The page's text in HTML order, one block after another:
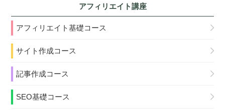
アフィリエイト講座
アフィリエイト基礎コース
サイト作成コース
記事作成コース
SEO基礎コース